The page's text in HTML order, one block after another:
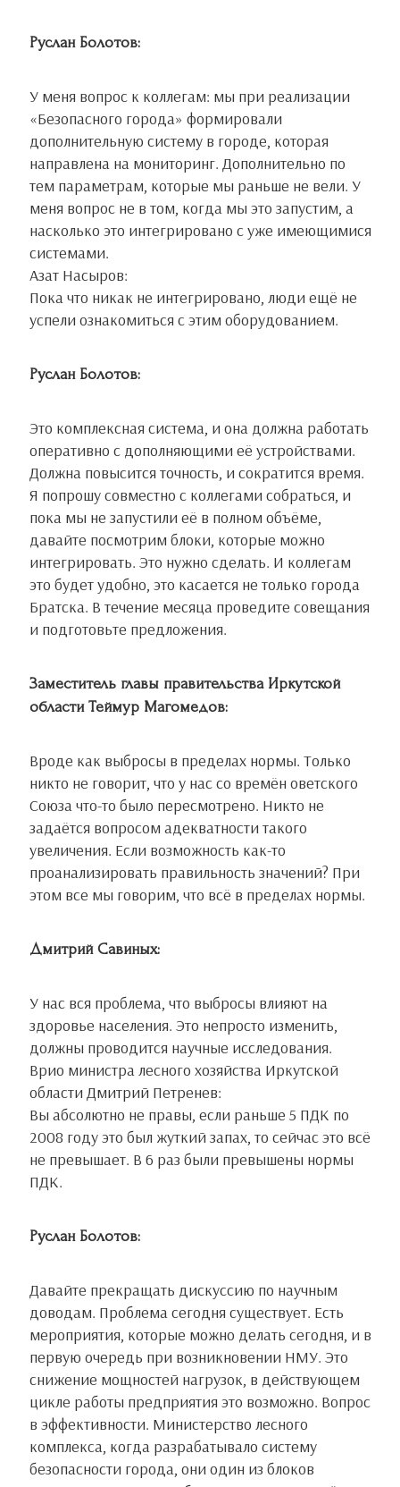
Руслан Болотов:
У меня вопрос к коллегам: мы при реализации
«Безопасного города» формировали
дополнительную систему в городе, которая
направлена на мониторинг. Дополнительно по
тем параметрам, которые мы раньше не вели. У
меня вопрос не в том, когда мы это запустим, а
насколько это интегрировано с уже имеющимися
системами.
Азат Насыров:
Пока что никак не интегрировано, люди ещё не
успели ознакомиться с этим оборудованием.
Руслан Болотов:
Это комплексная система, и она должна работать
оперативно с дополняющими её устройствами.
Должна повысится точность, и сократится время.
Я попрошу совместно с коллегами собраться, и
пока мы не запустили её в полном объёме,
давайте посмотрим блоки, которые можно
интегрировать. Это нужно сделать. И коллегам
это будет удобно, это касается не только города
Братска. В течение месяца проведите совещания
и подготовьте предложения.
Заместитель главы правительства Иркутской
области Теймур Магомедов:
Вроде как выбросы в пределах нормы. Только
никто не говорит, что у нас со времён оветского
Союза что-то было пересмотрено. Никто не
задаётся вопросом адекватности такого
увеличения. Если возможность как-то
проанализировать правильность значений? При
этом все мы говорим, что всё в пределах нормы.
Дмитрий Савиных:
У нас вся проблема, что выбросы влияют на
здоровье населения. Это непросто изменить,
должны проводится научные исследования.
Врио министра лесного хозяйства Иркутской
области Дмитрий Петренев:
Вы абсолютно не правы, если раньше 5 ПДК по
2008 году это был жуткий запах, то сейчас это всё
не превышает. В 6 раз были превышены нормы
ПДК.
Руслан Болотов:
Давайте прекращать дискуссию по научным
доводам. Проблема сегодня существует. Есть
мероприятия, которые можно делать сегодня, и в
первую очередь при возникновении НМУ. Это
снижение мощностей нагрузок, в действующем
цикле работы предприятия это возможно. Вопрос
в эффективности. Министерство лесного
комплекса, когда разрабатывало систему
безопасности города, они один из блоков